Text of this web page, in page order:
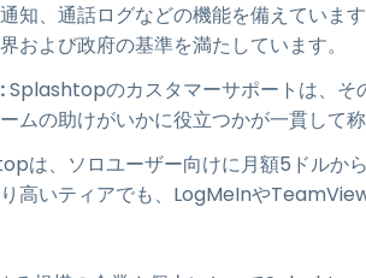
知、通話ログなどの機能を備えていま
および政府の基準を満たしています。
Splashtopのカスタマーサポートは、そ
ムの助けがいかに役立つかが一貫して称
は、ソロユーザー向けに月額5ドルか
高いティアでも、LogMeInや